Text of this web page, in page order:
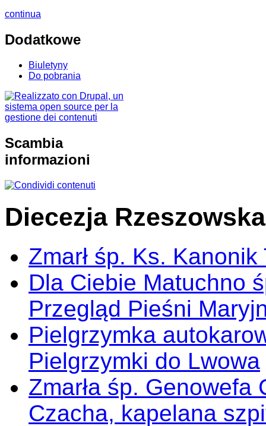
continua
Dodatkowe
Biuletyny
Do pobrania
Scambia
informazioni
Diecezja Rzeszowska
Zmarł śp. Ks.
Dla Ciebie Matuchno
Przegląd Pieśni
Pielgrzymka
Pielgrzymki do Lwowa
Zmarła śp.
Czacha, kapelana